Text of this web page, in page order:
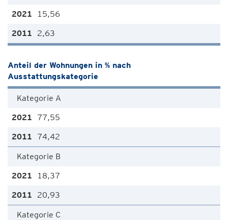
15,56
2,63
Anteil der Wohnungen in % nach
Ausstattungskategorie
Kategorie A
77,55
74,42
Kategorie B
18,37
20,93
Kategorie C